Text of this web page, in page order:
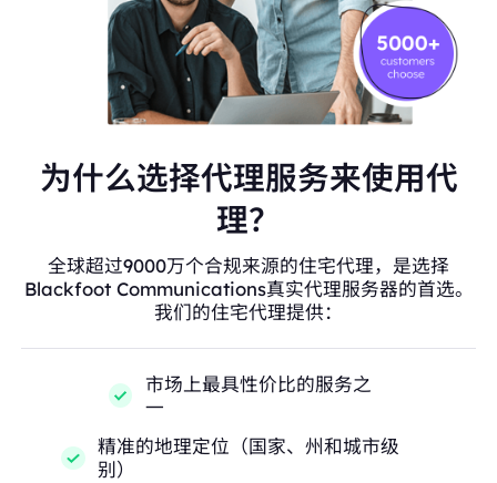
为什么选择代理服务来使用代
理？
全球超过9000万个合规来源的住宅代理，是选择
Blackfoot Communications真实代理服务器的首选。
我们的住宅代理提供：
市场上最具性价比的服务之
一
精准的地理定位（国家、州和城市级
别）